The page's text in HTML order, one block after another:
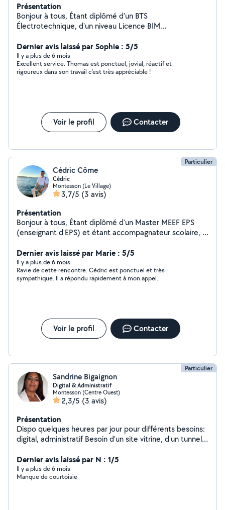
Présentation
Bonjour à tous, Étant diplômé d'un BTS
Électrotechnique, d'un niveau Licence BIM
sportif (football). A travers mon jeune age, j'ai travaillé
dans plusieurs domaine comme le bâtiment (tout corps
de métier) éducateur de football, livreur, Technicien de
maintenance etc .. Je suis à disposition pour tout type
Dernier avis laissé par Sophie : 5/5
Il y a plus de 6 mois
Excellent service. Thomas est ponctuel, jovial, réactif et
rigoureux dans son travail c’est très appréciable !
Voir le profil Contacter
Particulier
Cédric Côme
Cédric
Montesson (Le Village)
3,7/5 (3 avis)
Présentation
Bonjour à tous, Étant diplômé d'un Master MEEF EPS
(enseignant d'EPS) et étant accompagnateur scolaire, je
sitting, accompagnement sportif, mais aussi pour toute
aide de transports/services (voiture, déménagement,
bricole), ou de promenade de d'animaux. Je suis a
disposition également pour de la location d'outils de
Dernier avis laissé par Marie : 5/5
Il y a plus de 6 mois
Ravie de cette rencontre. Cédric est ponctuel et très
sympathique. Il a répondu rapidement à mon appel.
Voir le profil Contacter
Particulier
Sandrine Bigaignon
Digital & Administratif
Montesson (Centre Ouest)
2,3/5 (3 avis)
Présentation
Dispo quelques heures par jour pour différents besoins:
digital, administratif Besoin d'un site vitrine, d'un tunnel
peux aussi vous aider avec votre administratif
Dernier avis laissé par N : 1/5
Il y a plus de 6 mois
Manque de courtoisie